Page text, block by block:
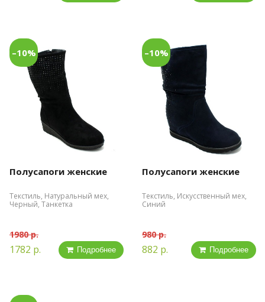
–10%
Полусапоги женские
Текстиль, Натуральный мех,
Черный, Танкетка
1980 р.
1782 р. Подробнее
–10%
Полусапоги женские
Текстиль, Искусственный мех,
Синий
980 р.
882 р. Подробнее